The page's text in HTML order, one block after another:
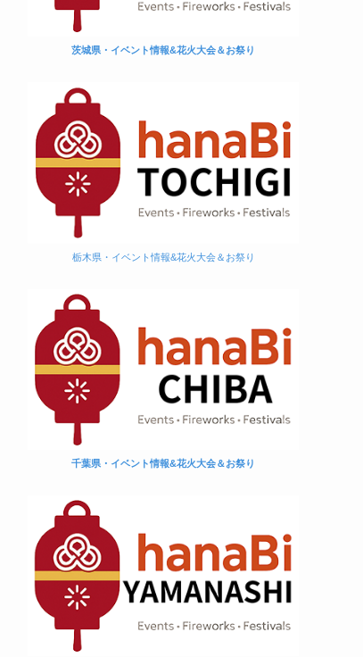
茨城県・イベント情報&花火大会＆お祭り
栃木県・イベント情報&花火大会＆お祭り
千葉県・イベント情報&花火大会＆お祭り